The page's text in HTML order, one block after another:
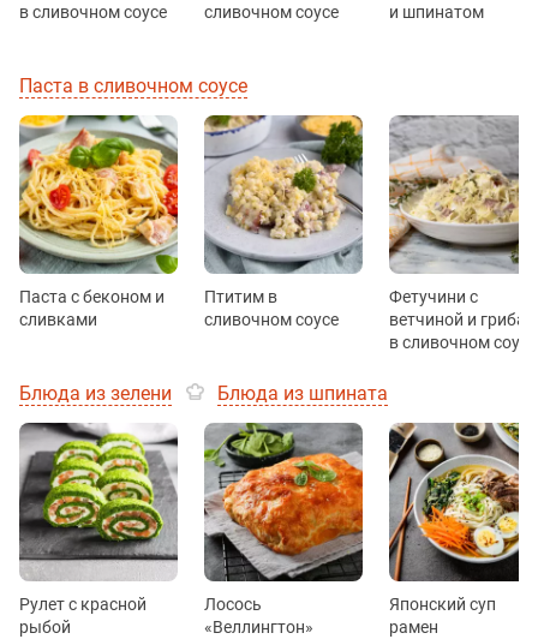
в сливочном соусе
сливочном соусе
и шпинатом
Паста в сливочном соусе
Паста с беконом и
сливками
Птитим в
сливочном соусе
Фетучини с
ветчиной и
в сливочном соусе
Блюда из зелени Блюда из шпината
Рулет с красной
рыбой
Лосось
«Веллингтон»
Японский суп
рамен